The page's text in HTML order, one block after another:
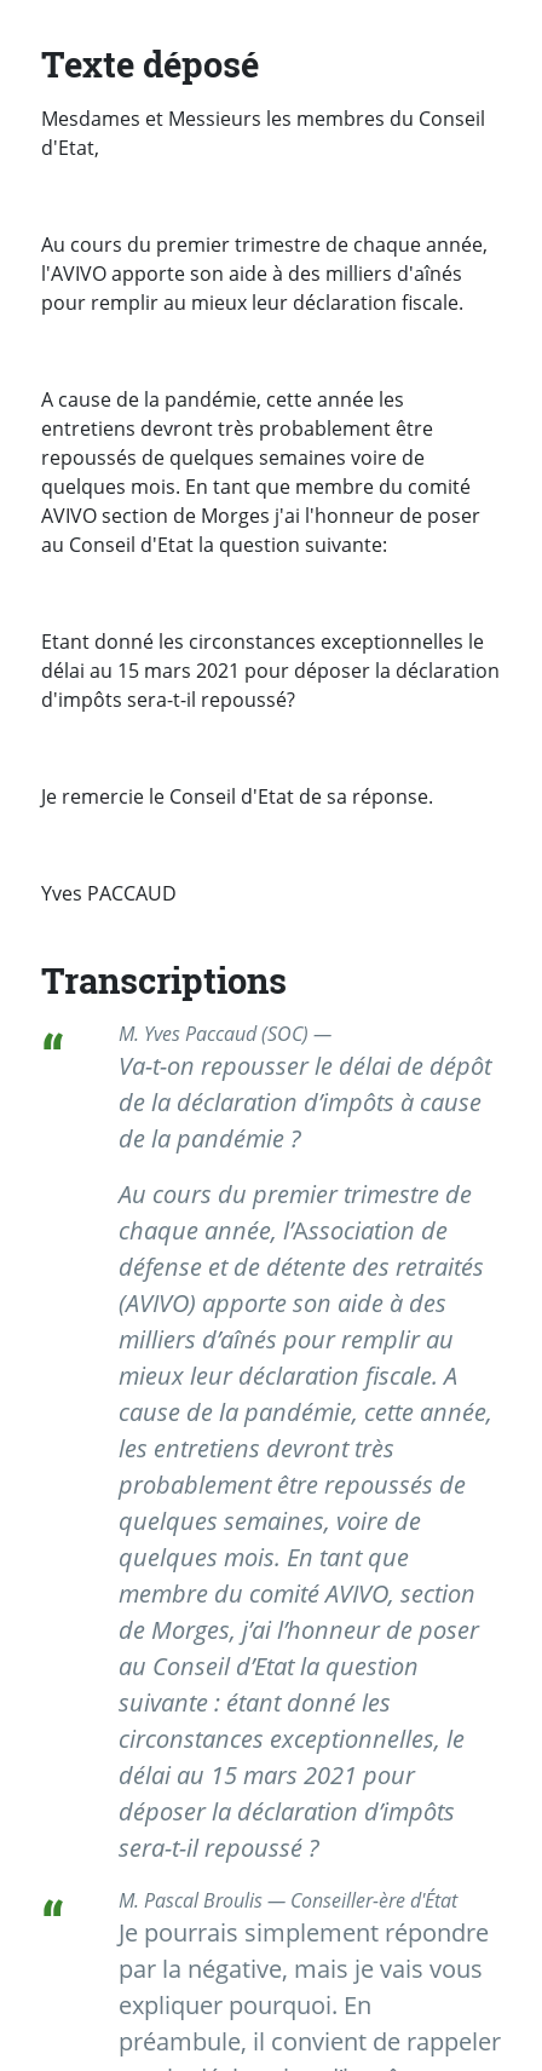
Texte déposé
Mesdames et Messieurs les membres du Conseil
d'Etat,
Au cours du premier trimestre de chaque année,
l'AVIVO apporte son aide à des milliers d'aînés
pour remplir au mieux leur déclaration fiscale.
A cause de la pandémie, cette année les
entretiens devront très probablement être
repoussés de quelques semaines voire de
quelques mois. En tant que membre du comité
AVIVO section de Morges j'ai l'honneur de poser
au Conseil d'Etat la question suivante:
Etant donné les circonstances exceptionnelles le
délai au 15 mars 2021 pour déposer la déclaration
d'impôts sera-t-il repoussé?
Je remercie le Conseil d'Etat de sa réponse.
Yves PACCAUD
Transcriptions
M. Yves Paccaud (SOC) —
Va-t-on repousser le délai de dépôt
de la déclaration d’impôts à cause
de la pandémie ?
Au cours du premier trimestre de
chaque année, l’Association de
défense et de détente des retraités
(AVIVO) apporte son aide à des
milliers d’aînés pour remplir au
mieux leur déclaration fiscale. A
cause de la pandémie, cette année,
les entretiens devront très
probablement être repoussés de
quelques semaines, voire de
quelques mois. En tant que
membre du comité AVIVO, section
de Morges, j’ai l’honneur de poser
au Conseil d’Etat la question
suivante : étant donné les
circonstances exceptionnelles, le
délai au 15 mars 2021 pour
déposer la déclaration d’impôts
sera-t-il repoussé ?
M. Pascal Broulis — Conseiller-ère d'État
Je pourrais simplement répondre
par la négative, mais je vais vous
expliquer pourquoi. En
préambule, il convient de rappeler